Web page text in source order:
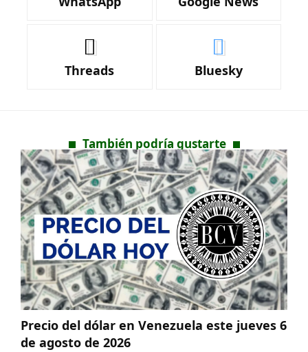
Threads Bluesky
También podría gustarte
Precio del dólar en Venezuela este jueves 6
de agosto de 2026